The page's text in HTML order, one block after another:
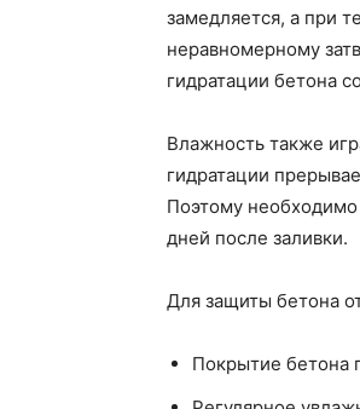
замедляется, а при
неравномерному
гидратации бетона
Влажность также
гидратации
Поэтому
дней после заливки.
Для защиты бетона
Покрытие бетона